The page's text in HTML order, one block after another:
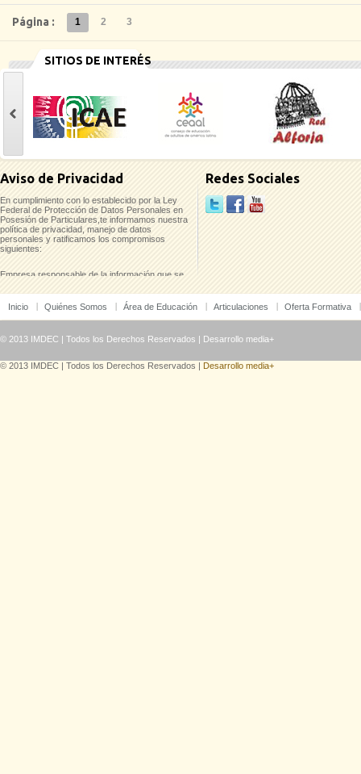
Página : 1 2 3
SITIOS DE INTERÉS
Aviso de Privacidad
En cumplimiento con lo establecido por la Ley
Federal de Protección de Datos Personales en
Posesión de Particulares,te informamos nuestra
política de privacidad, manejo de datos
personales y ratificamos los compromisos
siguientes:
Empresa responsable de la información que se
Instituto Mexicano para el Desarrollo
Comunitario, A.C. (IMDEC)
Pino No. 2237-A Col. Del Fresno/ Guadalajara,
Tels. 38 10 45 36 y 38 11 09 44
Redes Sociales
Inicio Quiénes Somos Área de Educación Articulaciones Oferta Formativa
© 2013 IMDEC | Todos los Derechos Reservados | Desarrollo media+
© 2013 IMDEC | Todos los Derechos Reservados | Desarrollo media+